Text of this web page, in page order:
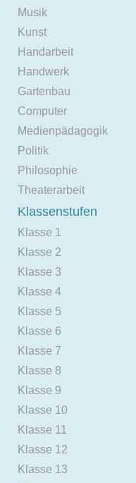
Musik
Kunst
Handarbeit
Handwerk
Gartenbau
Computer
Medienpädagogik
Politik
Philosophie
Theaterarbeit
Klassenstufen
Klasse 1
Klasse 2
Klasse 3
Klasse 4
Klasse 5
Klasse 6
Klasse 7
Klasse 8
Klasse 9
Klasse 10
Klasse 11
Klasse 12
Klasse 13